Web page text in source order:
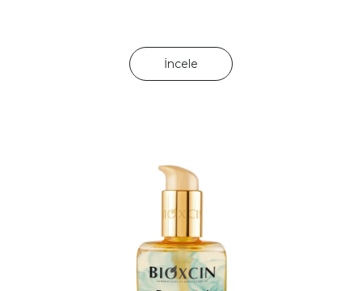
İncele